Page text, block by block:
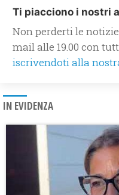
Ti piacciono i nostri
Non perderti le
mail alle 19.00 con
iscrivendoti alla
IN EVIDENZA